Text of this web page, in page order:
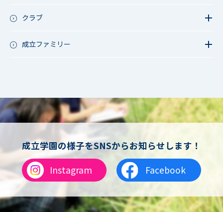
成立祭（文化祭）
クラブ
軟式野球
女子バスケットボール
男女バスケットボール（中学）
男子バドミントン
女子バドミントン
チアリーディング
総合格闘技
合気道
女子テニス
男子バレーボール
体操
ダンス
成立ファミリー
成立学園の様子をSNSからお知らせします！
Instagram
Facebook